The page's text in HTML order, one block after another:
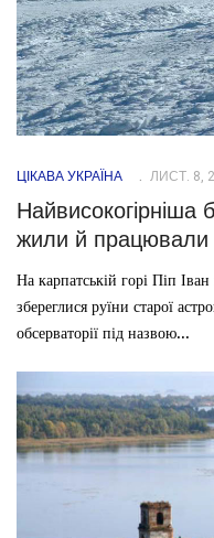
ЦІКАВА УКРАЇНА ЛИСТ. 8,
Найвисокогірніша
жили й
На карпатській горі Піп
збереглися руїни старої
обсерваторії під назвою...